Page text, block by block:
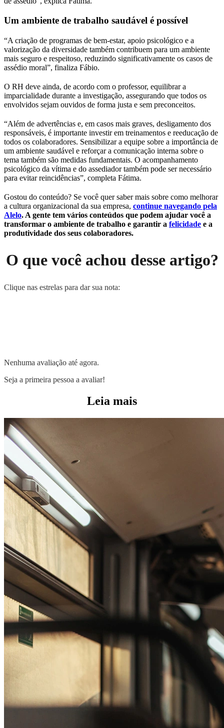
Um ambiente de trabalho saudável é possível
“A criação de programas de bem-estar, apoio psicológico e a
valorização da diversidade também contribuem para um ambiente
mais seguro e respeitoso, reduzindo significativamente os casos de
assédio moral”, finaliza Fábio.
O RH deve ainda, de acordo com o professor, equilibrar a
imparcialidade durante a investigação, assegurando que todos os
envolvidos sejam ouvidos de forma justa e sem preconceitos.
“Além de advertências e, em casos mais graves, desligamento dos
responsáveis, é importante investir em treinamentos e reeducação de
todos os colaboradores. Sensibilizar a equipe sobre a importância de
um ambiente saudável e reforçar a comunicação interna sobre o
tema também são medidas fundamentais. O acompanhamento
psicológico da vítima e do assediador também pode ser necessário
para evitar reincidências”, completa Fátima.
Gostou do conteúdo? Se você quer saber mais sobre como melhorar
a cultura organizacional da sua empresa, continue navegando pela
Alelo. A gente tem vários conteúdos que podem ajudar você a
transformar o ambiente de trabalho e garantir a felicidade e a
produtividade dos seus colaboradores.
O que você achou desse artigo?
Clique nas estrelas para dar sua nota:
Nenhuma avaliação até agora.
Seja a primeira pessoa a avaliar!
Leia mais
Passo 1/2
Institucional
Compromisso com o Meio Ambiente
Governança Corporativa
Ouvidoria
Política de Privacidade